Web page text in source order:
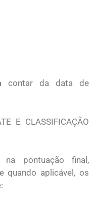
contar da data de
E CLASSIFICAÇÃO
pontuação final,
quando aplicável, os